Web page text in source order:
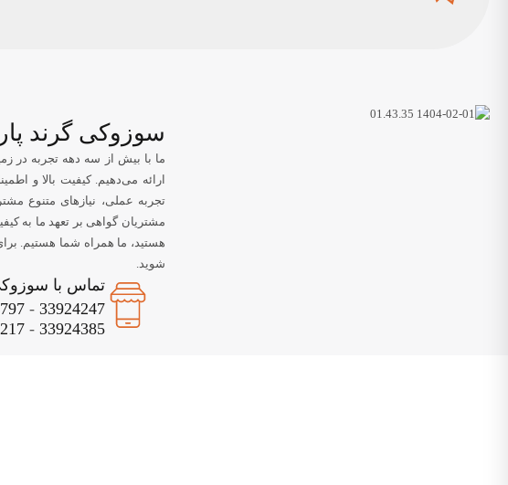
سوزوکی گرند
ما با بیش از سه دهه تجربه در
ارائه می‌دهیم. کیفیت بالا و
تجربه عملی، نیازهای متنوع
مشتریان گواهی بر تعهد ما به
هستید، ما همراه شما هستیم.
شوید.
تماس با
33924247
-
33924385
-